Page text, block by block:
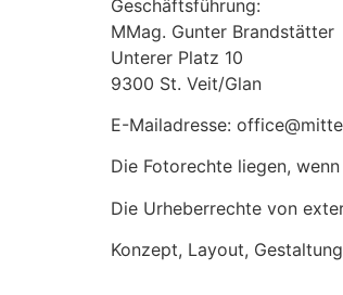
Geschäftsführung:
MMag. Gunter Brandstätter
Unterer Platz 10
9300 St. Veit/Glan
E-Mailadresse:
Die Fotorechte liegen,
Die Urheberrechte von
Konzept, Layout,